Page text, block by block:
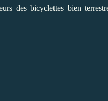
des bicyclettes bien